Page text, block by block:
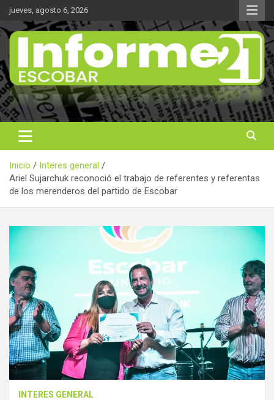
Saltar
contenido
jueves, agosto 6, 2026
Informe 21
Noticas reales
Inicio
Interes general
Ariel Sujarchuk reconoció el trabajo de referentes y referentas
de los merenderos del partido de Escobar
INTERES GENERAL